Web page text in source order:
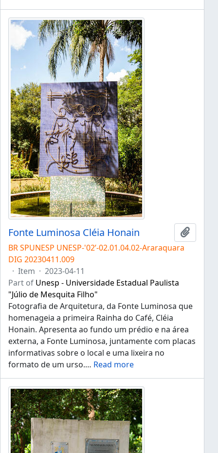
Fonte Luminosa Cléia Honain
Add to
BR SPUNESP UNESP-'02’-02.01.04.02-Araraquara
DIG 20230411.009
· Item · 2023-04-11
Part of Unesp - Universidade Estadual Paulista
"Júlio de Mesquita Filho"
Fotografia de Arquitetura, da Fonte Luminosa que
homenageia a primeira Rainha do Café, Cléia
Honain. Apresenta ao fundo um prédio e na área
externa, a Fonte Luminosa, juntamente com placas
informativas sobre o local e uma lixeira no
formato de um urso.… Read more